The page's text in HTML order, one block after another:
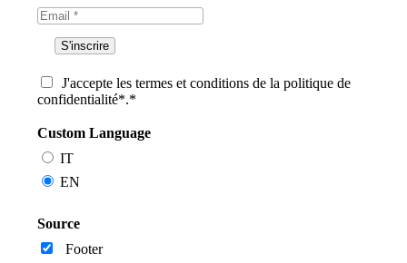
J'accepte les termes et conditions de la politique de
confidentialité*.*
Custom Language
IT
EN
Source
Footer